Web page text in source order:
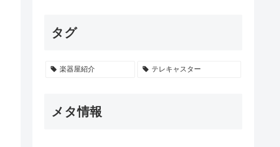
タグ
楽器屋紹介 テレキャスター
メタ情報